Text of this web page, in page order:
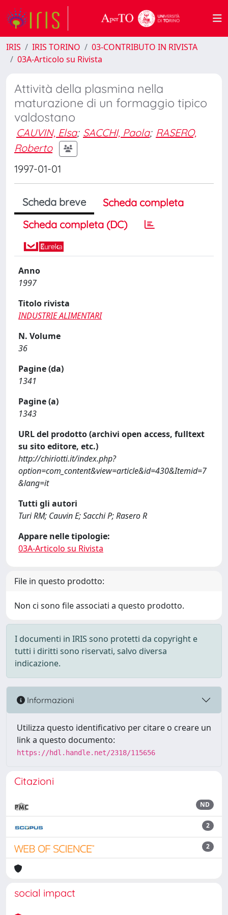
IRIS IRIS TORINO
03-CONTRIBUTO IN RIVISTA
03A-Articolo su Rivista
Attività della plasmina nella
maturazione di un formaggio tipico
valdostano
CAUVIN, Elsa; SACCHI, Paola; RASERO,
Roberto
1997-01-01
Scheda breve
Scheda completa
Scheda completa (DC)
Anno
1997
Titolo rivista
INDUSTRIE ALIMENTARI
N. Volume
36
Pagine (da)
1341
Pagine (a)
1343
URL del prodotto (archivi open access, fulltext
su sito editore, etc.)
http://chiriotti.it/index.php?
option=com_content&view=article&id=430&Itemid=7
&lang=it
Tutti gli autori
Turi RM; Cauvin E; Sacchi P; Rasero R
Appare nelle tipologie:
03A-Articolo su Rivista
File in questo prodotto:
Non ci sono file associati a questo prodotto.
I documenti in IRIS sono protetti da copyright e
tutti i diritti sono riservati, salvo diversa
indicazione.
Informazioni
Utilizza questo identificativo per citare o creare un
link a questo documento:
https://hdl.handle.net/2318/115656
Citazioni
ND
2
2
social impact